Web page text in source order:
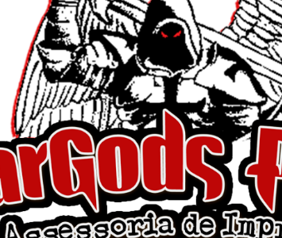
vídeo de guitar & bass
“Eclipse”, segundo
“Dreaming”
a
e a artificialidade
e videoclipe de
gaúcha de Heavy
debut “Hellforge”